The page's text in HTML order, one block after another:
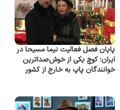
پایان فصل فعالیت نیما مسیحا در
ایران؛ کوچ یکی از خوش‌صداترین
خوانندگان پاپ به خارج از کشور